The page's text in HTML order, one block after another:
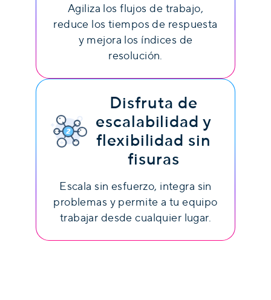
Agiliza los flujos de trabajo,
reduce los tiempos de respuesta
y mejora los índices de
resolución.
Disfruta de
escalabilidad y
flexibilidad sin
fisuras
Escala sin esfuerzo, integra sin
problemas y permite a tu equipo
trabajar desde cualquier lugar.